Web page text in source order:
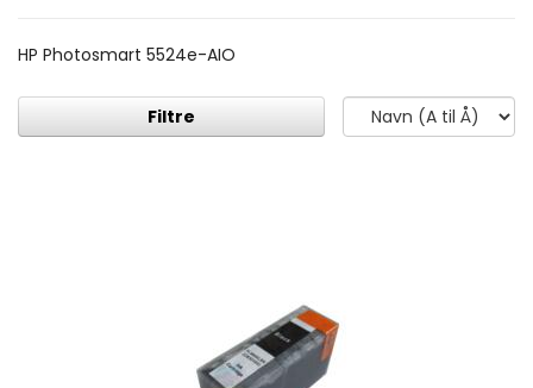
HP Photosmart 5524e-AIO
Filtre